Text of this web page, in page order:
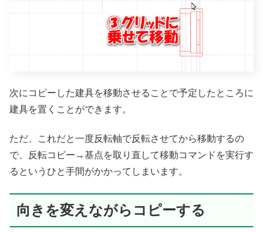
次にコピーした建具を移動させることで予定したところに
建具を置くことができます。
ただ、これだと一度反転軸で反転させてから移動するの
で、反転コピー→基点を取り直して移動コマンドを実行す
るというひと手間がかかってしまいます。
向きを変えながらコピーする